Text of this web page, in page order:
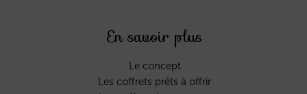
En savoir plus
Le concept
Les coffrets prêts à offrir